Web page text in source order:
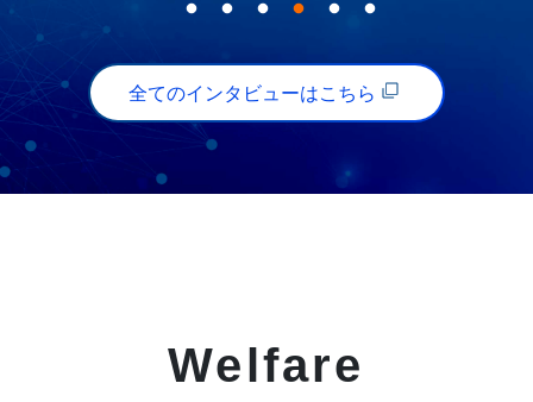
全てのインタビューはこちら
Welfare